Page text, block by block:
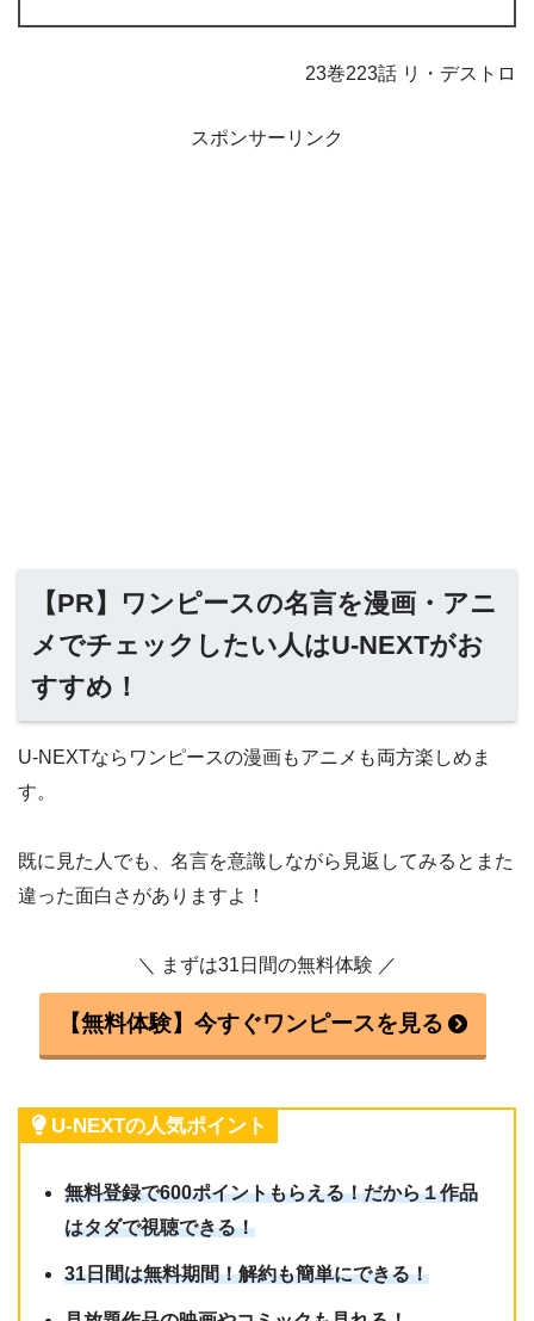
23巻223話 リ・デストロ
スポンサーリンク
【PR】ワンピースの名言を漫画・アニ
メでチェックしたい人はU-NEXTがお
すすめ！
U-NEXTならワンピースの漫画もアニメも両方楽しめま
す。
既に見た人でも、名言を意識しながら見返してみるとまた
違った面白さがありますよ！
＼ まずは31日間の無料体験 ／
【無料体験】今すぐワンピースを見る
U-NEXTの人気ポイント
無料登録で600ポイントもらえる！だから１作品
はタダで視聴できる！
31日間は無料期間！解約も簡単にできる！